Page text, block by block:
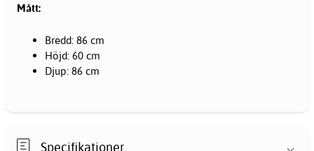
Mått:
Bredd: 86 cm
Höjd: 60 cm
Djup: 86 cm
Specifikationer